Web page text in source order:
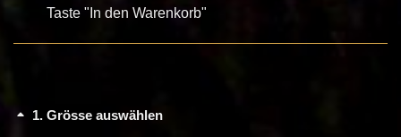
Taste "In den Warenkorb"
1 Grösse auswählen